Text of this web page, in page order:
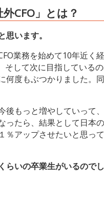
CFO」とは？
います。
業務を始めて10年近く
して次に目指している
度もぶつかりました。
もっと増やしていって
たら、結果として日本
アップさせたいと思っ
いの卒業生がいるので